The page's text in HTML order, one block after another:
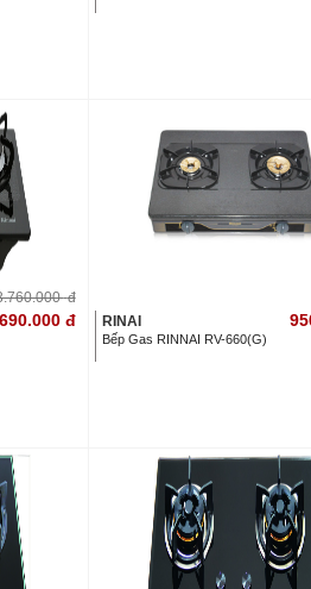
đ
đ RINAI
Bếp Gas RINNAI RV-660(G)